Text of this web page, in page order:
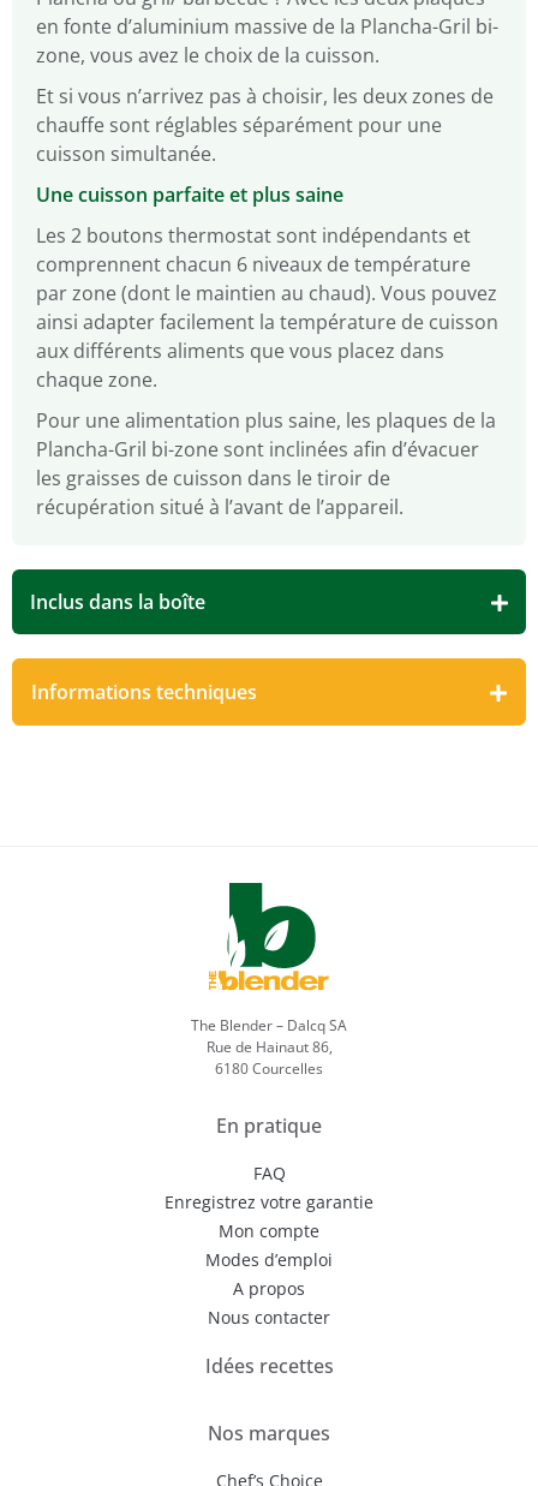
en fonte d’aluminium massive de la Plancha-Gril bi-
zone, vous avez le choix de la cuisson.
Et si vous n’arrivez pas à choisir, les deux zones de
chauffe sont réglables séparément pour une
cuisson simultanée.
Une cuisson parfaite et plus saine
Les 2 boutons thermostat sont indépendants et
comprennent chacun 6 niveaux de température
par zone (dont le maintien au chaud). Vous pouvez
ainsi adapter facilement la température de cuisson
aux différents aliments que vous placez dans
chaque zone.
Pour une alimentation plus saine, les plaques de la
Plancha-Gril bi-zone sont inclinées afin d’évacuer
les graisses de cuisson dans le tiroir de
récupération situé à l’avant de l’appareil.
Inclus dans la boîte
Informations techniques
The Blender – Dalcq SA
Rue de Hainaut 86,
6180 Courcelles
En pratique
FAQ
Enregistrez votre garantie
Mon compte
Modes d’emploi
A propos
Nous contacter
Idées recettes
Nos marques
Chef’s Choice